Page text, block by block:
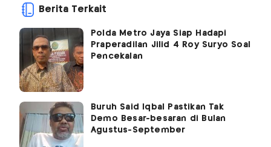
Berita Terkait
Polda Metro Jaya Siap Hadapi
Praperadilan Jilid 4 Roy Suryo Soal
Pencekalan
Buruh Said Iqbal Pastikan Tak
Demo Besar-besaran di Bulan
Agustus-September